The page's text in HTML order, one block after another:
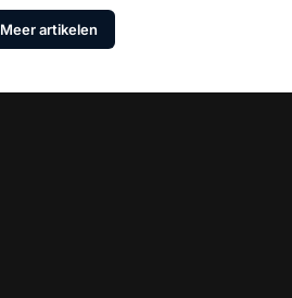
Meer artikelen